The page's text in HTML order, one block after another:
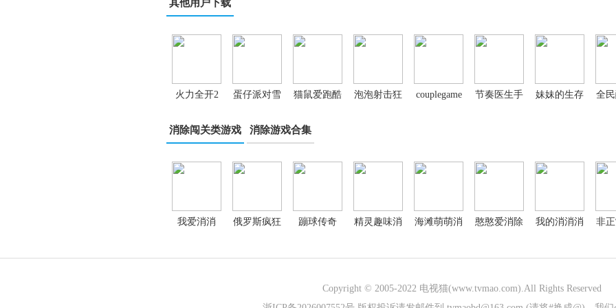
其他用户下载
火力全开2
城市狂热
蛋仔派对雪
王联动游戏
猫鼠爱跑酷
最新版
泡泡射击狂 couplegame 节奏医生手 妹妹的生存 全
消除闯关类游戏 消除游戏合集
我爱消消 俄罗斯疯狂 蹦球传奇 精灵趣味消 海滩萌萌消 憨憨爱消除 我的消消消 非
Copyright © 2005-2022 电视猫(www.tvmao.com).All Rights Reserved